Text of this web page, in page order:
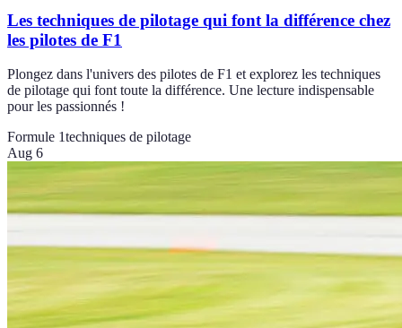
Les techniques de pilotage qui font la différence chez
les pilotes de F1
Plongez dans l'univers des pilotes de F1 et explorez les techniques
de pilotage qui font toute la différence. Une lecture indispensable
pour les passionnés !
Formule 1techniques de pilotage
Aug 6